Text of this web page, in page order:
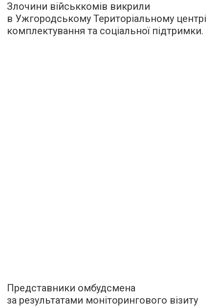
Злочини військкомів викрили
в Ужгородському Територіальному центрі
комплектування та соціальної підтримки.
Представники омбудсмена
за результатами моніторингового візиту